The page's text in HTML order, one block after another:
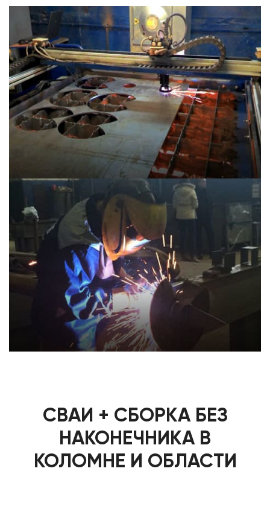
СВАИ + СБОРКА БЕЗ
НАКОНЕЧНИКА В
КОЛОМНЕ И ОБЛАСТИ